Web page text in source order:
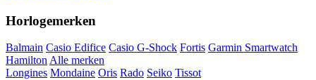
Horlogemerken
Balmain Casio Edifice Casio G-Shock Fortis Garmin Smartwatch
Hamilton Alle merken
Longines Mondaine Oris Rado Seiko Tissot